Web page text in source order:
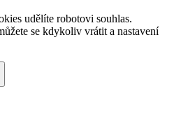
udělíte robotovi souhlas.
se kdykoliv vrátit a nastavení